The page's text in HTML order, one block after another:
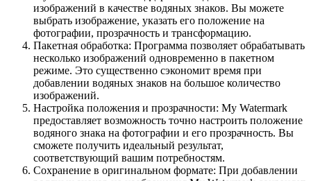
изображений в качестве водяных знаков. Вы можете
выбрать изображение, указать его положение на
фотографии, прозрачность и трансформацию.
Пакетная обработка: Программа позволяет обрабатывать
несколько изображений одновременно в пакетном
режиме. Это существенно сэкономит время при
добавлении водяных знаков на большое количество
изображений.
Настройка положения и прозрачности: My Watermark
предоставляет возможность точно настроить положение
водяного знака на фотографии и его прозрачность. Вы
сможете получить идеальный результат,
соответствующий вашим потребностям.
Сохранение в оригинальном формате: При добавлении